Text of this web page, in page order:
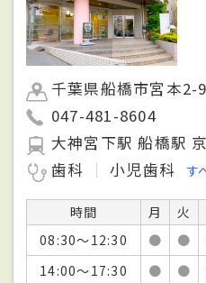
千葉県船橋市宮本
047-481-8604
大神宮下駅 船橋駅
歯科
小児歯科 す
時間 月 火
08:30～12:30
● ●
14:00～17:30
● ●